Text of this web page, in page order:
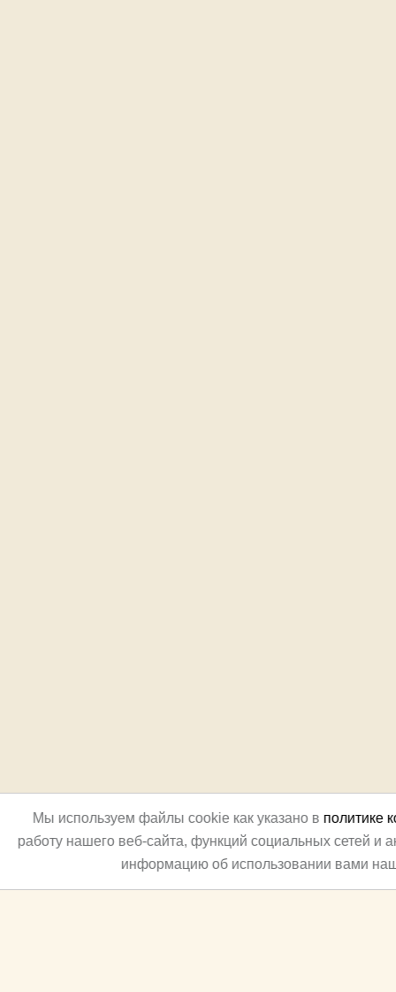
Мы используем файлы cookie как указано в политике
работу нашего веб-сайта, функций социальных сетей и
информацию об использовании вами